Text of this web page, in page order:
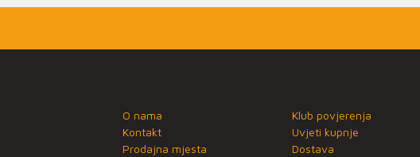
O nama
Kontakt
Prodajna mjesta
Klub povjerenja
Uvjeti kupnje
Dostava